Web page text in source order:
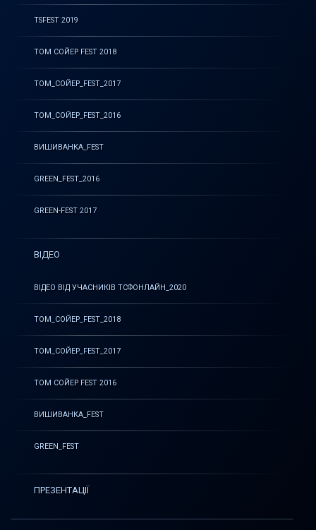
TSFEST 2019
ТОМ СОЙЕР FEST 2018
ТОМ_СОЙЕР_FEST_2017
ТОМ_СОЙЕР_FEST_2016
ВИШИВАНКА_FEST
GREEN_FEST_2016
GREEN-FEST 2017
ВІДЕО
ВІДЕО ВІД УЧАСНИКІВ ТСФОНЛАЙН_2020
ТОМ_СОЙЕР_FEST_2018
ТОМ_СОЙЕР_FEST_2017
ТОМ СОЙЕР FEST 2016
ВИШИВАНКА_FEST
GREEN_FEST
ПРЕЗЕНТАЦІЇ